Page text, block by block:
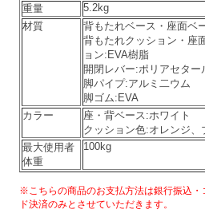
重量
5.2kg
材質
背もたれベース・座面ベ
背もたれクッション・座
ョン:EVA樹脂
開閉レバー:ポリアセター
脚パイプ:アルミ二ウム
脚ゴム:EVA
カラー
座・背ベース:ホワイト
クッション色:オレンジ、
最大使用者
体重
100kg
※こちらの商品のお支払方法は銀行振込・
ド決済のみとさせていただきます。